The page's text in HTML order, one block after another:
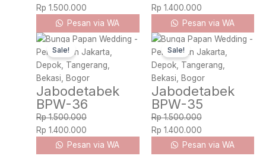
Rp 1.500.000
Pesan via WA
Rp 1.400.000
Pesan via WA
Sale!
Jabodetabek
BPW-36
Rp1.500.000
Original
price
was:
Rp 1.500.000.
Rp 1.400.000
Current
price
is:
Rp 1.400.000.
Pesan via WA
Sale!
Jabodetabek
BPW-35
Rp1.500.000
Original
price
was:
Rp 1.500.000.
Rp 1.400.000
Current
price
is:
Rp 1.400.000.
Pesan via WA